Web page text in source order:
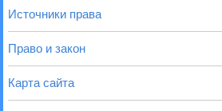
Источники права
Право и закон
Карта сайта